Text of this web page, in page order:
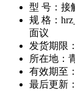
型 号：接
规 格：
面议
发货期限
所在地：
有效期至
最后更新